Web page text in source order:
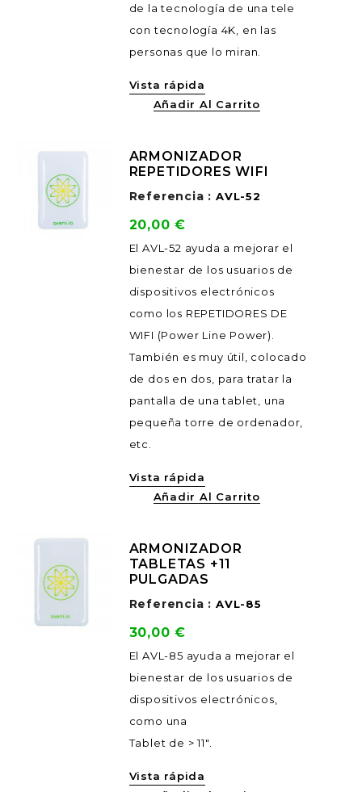
de la tecnología de una tele
con tecnología 4K, en las
personas que lo miran.
Vista rápida
Añadir Al Carrito
ARMONIZADOR
REPETIDORES WIFI
Referencia : AVL-52
Precio
20,00 €
El AVL-52 ayuda a mejorar el
bienestar de los usuarios de
dispositivos electrónicos
como los REPETIDORES DE
WIFI (Power Line Power).
También es muy útil, colocado
de dos en dos, para tratar la
pantalla de una tablet, una
pequeña torre de ordenador,
etc.
Vista rápida
Añadir Al Carrito
ARMONIZADOR
TABLETAS +11
PULGADAS
Referencia : AVL-85
Precio
30,00 €
El AVL-85 ayuda a mejorar el
bienestar de los usuarios de
dispositivos electrónicos,
como una
Tablet de > 11".
Vista rápida